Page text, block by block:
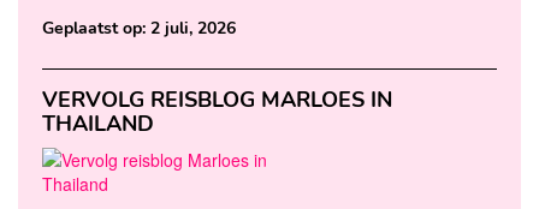
Geplaatst op: 2 juli, 2026
VERVOLG REISBLOG MARLOES IN
THAILAND